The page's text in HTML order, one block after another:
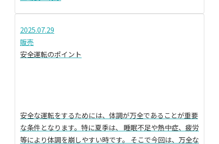
2025.07.29
販売
安全運転のポイント
安全な運転をするためには、体調が万全であることが重要
な条件となります。特に夏季は、 睡眠不足や熱中症、疲労
等により体調を崩しやすい時です。 そこで今回は、万全な